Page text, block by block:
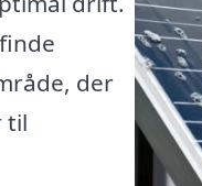
der
til